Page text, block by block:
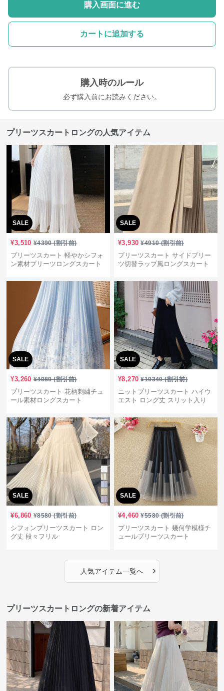
購入画面に進む
カートに追加する
購入時のルール
必ず購入前にお読みください。
プリーツスカートロングの人気アイテム
SALE
¥3,510 ¥4390(割引前)
プリーツスカート 軽やかシフォ
ン素材プリーツロングスカート
SALE
¥3,930 ¥4910(割引前)
プリーツスカート サイドプリー
ツ切替ラップ風ロングスカート
SALE
¥3,260 ¥4080(割引前)
プリーツスカート 花柄刺繍チュ
ール素材ロングスカート
SALE
¥8,270 ¥10340(割引前)
ニットプリーツスカート ハイウ
エスト ロング丈 スリット入り
SALE
¥6,860 ¥8580(割引前)
シフォンプリーツスカート ロン
グ丈 段々フリル
SALE
¥4,460 ¥5580(割引前)
プリーツスカート 幾何学模様チ
ュールプリーツスカート
人気アイテム一覧へ ›
プリーツスカートロングの新着アイテム